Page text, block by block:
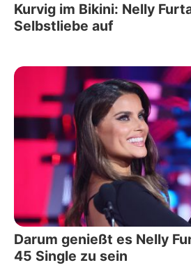
Kurvig im Bikini: Nelly
Selbstliebe auf
Darum genießt es Nelly
45 Single zu sein